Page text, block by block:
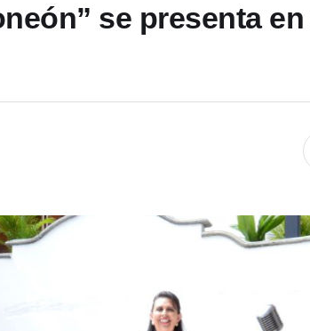
se presenta en